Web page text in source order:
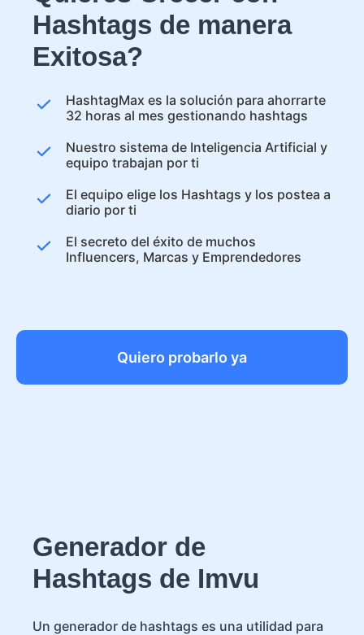
Hashtags de manera
Exitosa?
HashtagMax es la solución para ahorrarte
32 horas al mes gestionando hashtags
Nuestro sistema de Inteligencia Artificial y
equipo trabajan por ti
El equipo elige los Hashtags y los postea a
diario por ti
El secreto del éxito de muchos
Influencers, Marcas y Emprendedores
Quiero probarlo ya
Generador de
Hashtags de Imvu
Un generador de hashtags es una utilidad para